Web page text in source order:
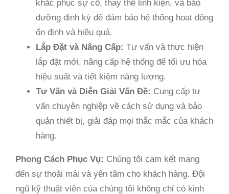
khắc phục sự cố, thay thế linh kiện, và bảo
dưỡng định kỳ để đảm bảo hệ thống hoạt động
ổn định và hiệu quả.
Lắp Đặt và Nâng Cấp: Tư vấn và thực hiện
lắp đặt mới, nâng cấp hệ thống để tối ưu hóa
hiệu suất và tiết kiệm năng lượng.
Tư Vấn và Diễn Giải Vấn Đề: Cung cấp tư
vấn chuyên nghiệp về cách sử dụng và bảo
quản thiết bị, giải đáp mọi thắc mắc của khách
hàng.
Phong Cách Phục Vụ: Chúng tôi cam kết mang
đến sự thoải mái và yên tâm cho khách hàng. Đội
ngũ kỹ thuật viên của chúng tôi không chỉ có kinh